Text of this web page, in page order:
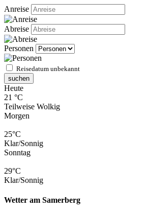
Anreise
Abreise
Personen
Reisedatum unbekannt
suchen
Heute
21 °C
Teilweise Wolkig
Morgen
25°C
Klar/Sonnig
Sonntag
29°C
Klar/Sonnig
Wetter am Samerberg